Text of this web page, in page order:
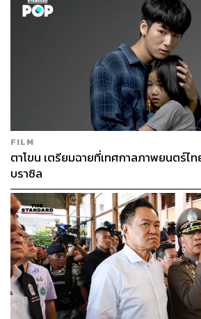
FILM
ตาโขน เตรียมฉายที่เทศกาลภาพยนตร์ไ
บราซิล